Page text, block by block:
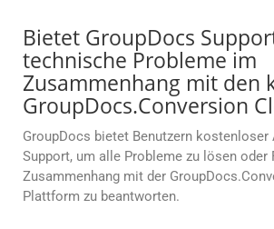
Bietet GroupDocs
technische Probleme im
Zusammenhang mit den
GroupDocs.Conversion
GroupDocs bietet Benutzern
Support, um alle Probleme zu lösen oder
Zusammenhang mit der
Plattform zu beantworten.